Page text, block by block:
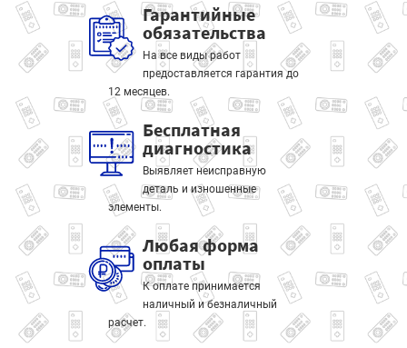
Гарантийные
обязательства
На все виды работ
предоставляется гарантия до
12 месяцев.
Бесплатная
диагностика
Выявляет неисправную
деталь и изношенные
элементы.
Любая форма
оплаты
К оплате принимается
наличный и безналичный
расчет.